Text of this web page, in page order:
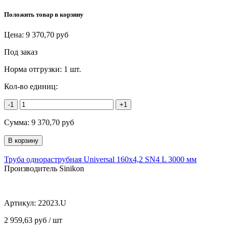
Положить товар в корзину
Цена: 9 370,70 руб
Под заказ
Норма отгрузки: 1 шт.
Кол-во единиц:
-1 +1
Сумма: 9 370,70 руб
Труба однораструбная Universal 160х4,2 SN4 L 3000 мм
Производитель Sinikon
Артикул: 22023.U
2 959,63 руб / шт